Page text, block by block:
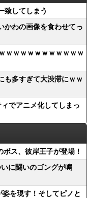
致してしまう
かわの画像を食わせてっ
ｗｗｗｗｗｗｗｗｗｗ
も多すぎて大渋滞にｗｗ
でアニメ化してしまっ
ス、彼岸王子が登場！
に闘いのゴングが鳴
を現す！そしてピノと